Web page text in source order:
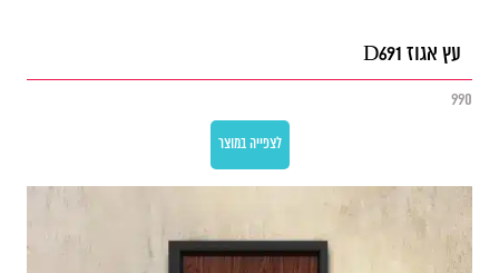
עץ אגוז D691
990
לצפייה במוצר